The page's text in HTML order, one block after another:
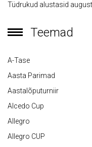
Tüdrukud alustasid
Teemad
A-Tase
Aasta Parimad
Aastalõputurniir
Alcedo Cup
Allegro
Allegro CUP